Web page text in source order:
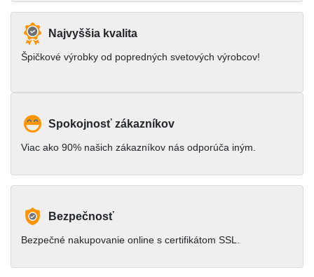
Najvyššia kvalita
Špičkové výrobky od popredných svetových výrobcov!
Spokojnosť zákazníkov
Viac ako 90% našich zákazníkov nás odporúča iným.
Bezpečnosť
Bezpečné nakupovanie online s certifikátom SSL.